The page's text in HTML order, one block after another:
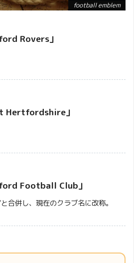
いる。
にはシカが描かれています。
football emblem
Rovers」
Hertfordshire」
Football Club」
合併し、現在のクラブ名に改称。